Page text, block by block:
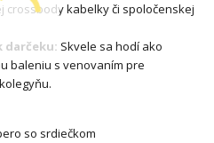
crossbody kabelky či spoločenskej
darčeku: Skvele sa hodí ako
baleniu s venovaním pre
so srdiečkom